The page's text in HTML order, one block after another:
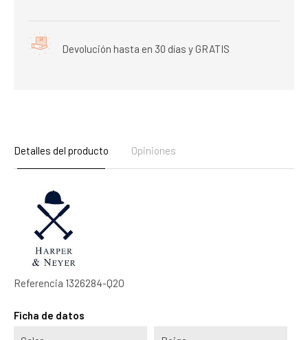
Devolución hasta en 30 días y GRATIS
Detalles del producto Opiniones
Referencia 1326284-Q2O
Ficha de datos